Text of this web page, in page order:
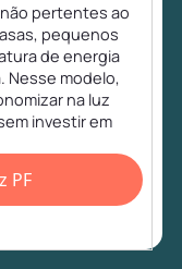
pertentes ao
pequenos
de energia
Nesse modelo,
na luz
investir em
PF